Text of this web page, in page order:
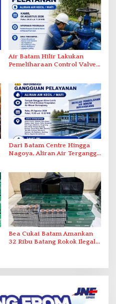
Air Batam Hilir Lakukan
Pemeliharaan Control Valve,
Dari Batam Centre Hingga
Nagoya, Aliran Air Terganggu
Bea Cukai Batam Amankan
32 Ribu Batang Rokok Ilegal